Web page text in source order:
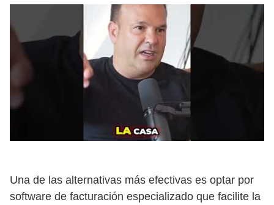
Una de las alternativas más efectivas es optar por
software de facturación especializado que facilite la